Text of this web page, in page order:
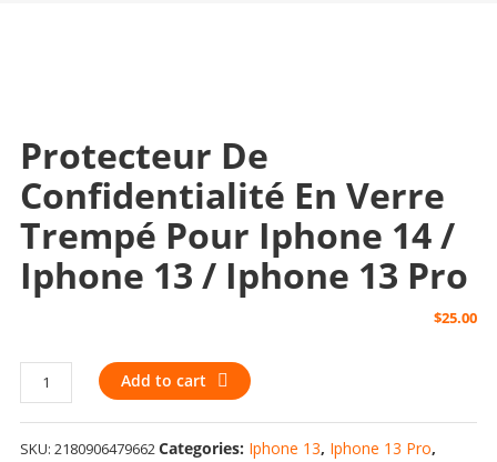
Protecteur De
Confidentialité En Verre
Trempé Pour Iphone 14 /
Iphone 13 / Iphone 13 Pro
$25.00
Protecteur
de
confidentialité
en
Add to cart
SKU: 2180906479662Categories: Iphone 13, Iphone 13 Pro,